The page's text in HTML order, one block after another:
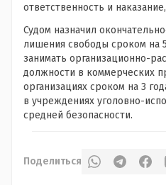
ответственность и
Судом назначил
лишения свободы сроком на
занимать организационно-
должности в коммерческих
организациях сроком на 3
в учреждениях уголовно-
средней безопасности.
Поделиться